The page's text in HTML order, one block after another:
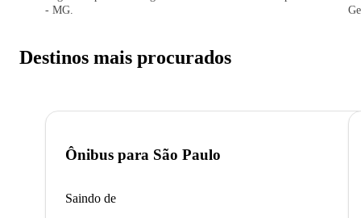
- MG.
Destinos mais procurados
Ônibus para São Paulo
Saindo de